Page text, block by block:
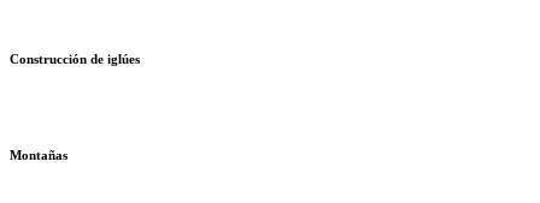
Construcción de iglúes
Montañas